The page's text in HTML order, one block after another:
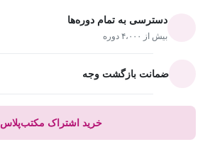
دسترسی به تمام دوره‌ها
بیش از ۴،۰۰۰ دوره
ضمانت بازگشت وجه
خرید اشتراک مکتب‌پلاس